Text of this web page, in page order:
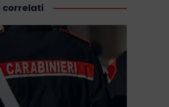
correlati